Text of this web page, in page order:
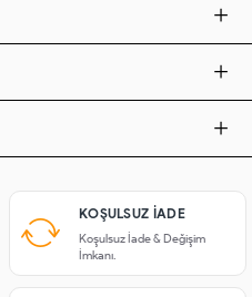
KOŞULSUZ IADE
Koşulsuz İade & Değişim
İmkanı.